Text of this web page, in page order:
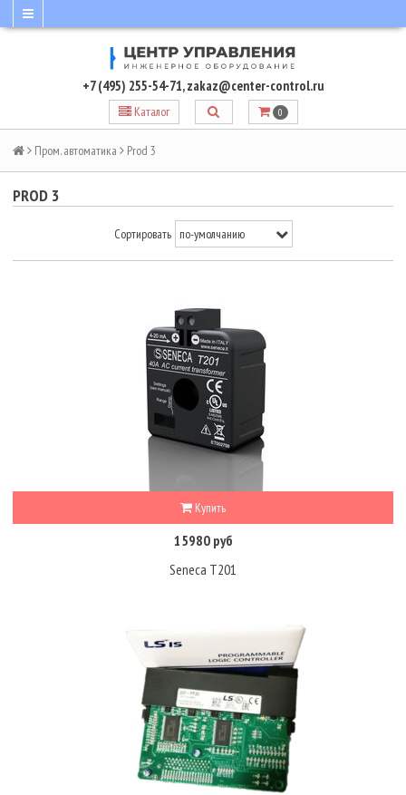
+7 (495) 255-54-71,zakaz@center-control.ru
Каталог 0
Пром. автоматика Prod 3
PROD 3
Сортировать
Купить
15980 руб
Seneca T201